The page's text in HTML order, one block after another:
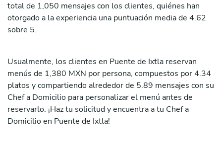
total de 1,050 mensajes con los clientes, quiénes han
otorgado a la experiencia una puntuación media de 4.62
sobre 5.
Usualmente, los clientes en Puente de Ixtla reservan
menús de 1,380 MXN por persona, compuestos por 4.34
platos y compartiendo alrededor de 5.89 mensajes con su
Chef a Domicilio para personalizar el menú antes de
reservarlo. ¡Haz tu solicitud y encuentra a tu Chef a
Domicilio en Puente de Ixtla!